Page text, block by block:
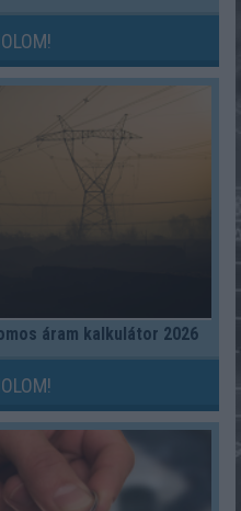
áram kalkulátor 2026